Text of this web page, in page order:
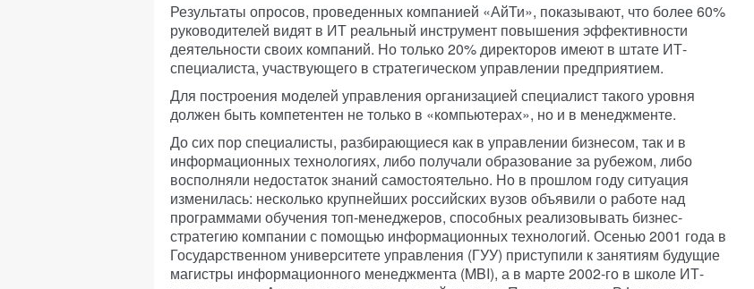
Результаты опросов, проведенных компанией «АйТи», показывают, что более 60%
руководителей видят в ИТ реальный инструмент повышения эффективности
деятельности своих компаний. Но только 20% директоров имеют в штате ИТ-
специалиста, участвующего в стратегическом управлении предприятием.
Для построения моделей управления организацией специалист такого уровня
должен быть компетентен не только в «компьютерах», но и в менеджменте.
До сих пор специалисты, разбирающиеся как в управлении бизнесом, так и в
информационных технологиях, либо получали образование за рубежом, либо
восполняли недостаток знаний самостоятельно. Но в прошлом году ситуация
изменилась: несколько крупнейших российских вузов объявили о работе над
программами обучения топ-менеджеров, способных реализовывать бизнес-
стратегию компании с помощью информационных технологий. Осенью 2001 года в
Государственном университете управления (ГУУ) приступили к занятиям будущие
магистры информационного менеджмента (MBI), а в марте 2002-го в школе ИТ-